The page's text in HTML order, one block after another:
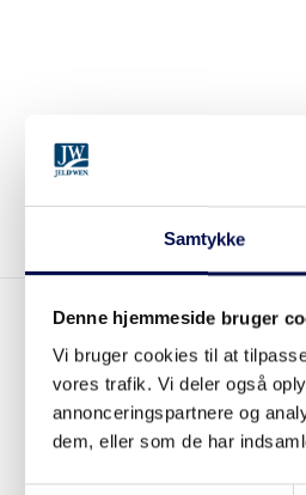
Samtykke
Denne hjemmeside bruger
Vi bruger cookies til at
vores trafik. Vi deler også
annonceringspartnere og
dem, eller som de har